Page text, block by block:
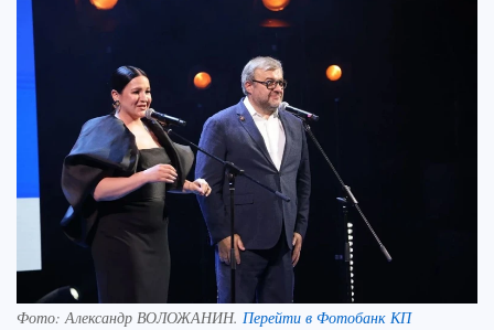
Фото:Александр ВОЛОЖАНИН. Перейти в Фотобанк КП